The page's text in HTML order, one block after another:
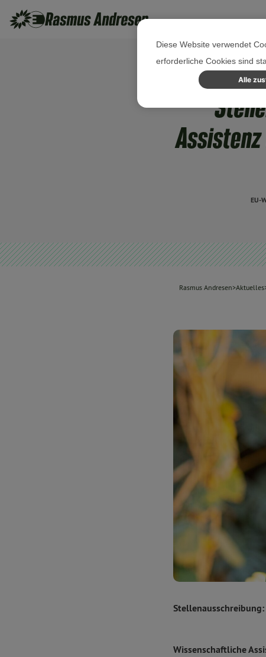
EU-
Rasmus Andresen>Aktuelles
Stellenausschreibung:
Wissenschaftliche
Diese Website verwendet
erforderliche Cookies sind
Alle